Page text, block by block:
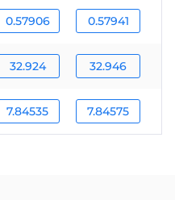
0.57906 0.57941
32.924 32.946
7.84535 7.84575